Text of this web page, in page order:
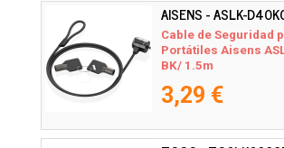
AISENS - ASLK-
Cable de Seguridad
Portátiles Aisens
BK/ 1.5m
3,29 €